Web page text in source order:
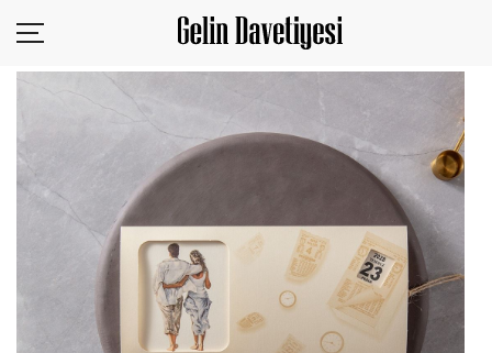
KURUMSAL
ÜRÜNLER
SİZDEN GELENLER
TASARIM YÜKLE